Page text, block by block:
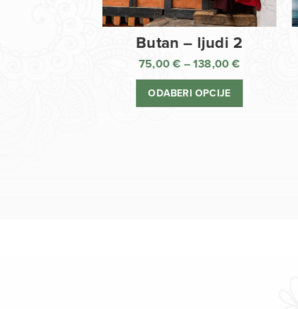
Butan – ljudi 2
75,00€ – 138,00€
ODABERI OPCIJE